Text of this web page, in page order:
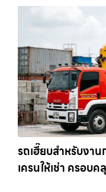
รถเฮี๊ยบสำหรับงา
เครนให้เช่า ครอบ